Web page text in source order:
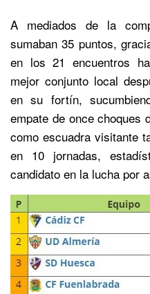
A mediados de la
sumaban 35 puntos,
en los 21 encuentros
mejor conjunto local
en su fortín,
empate de once choques
como escuadra visitante
en 10 jornadas,
candidato en la lucha por